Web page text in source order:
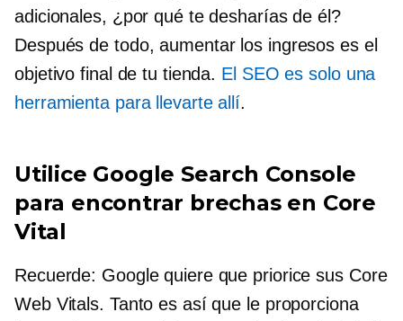
adicionales, ¿por qué te desharías de él?
Después de todo, aumentar los ingresos es el
objetivo final de tu tienda. El SEO es solo una
herramienta para llevarte allí.
Utilice Google Search Console
para encontrar brechas en Core
Vital
Recuerde: Google quiere que priorice sus Core
Web Vitals. Tanto es así que le proporciona